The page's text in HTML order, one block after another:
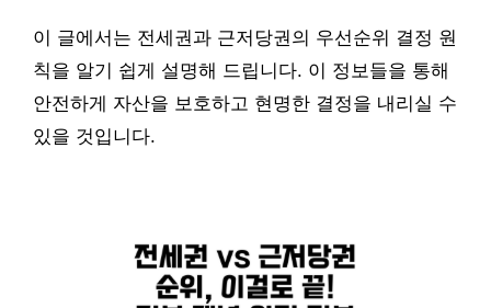
이 글에서는 전세권과 근저당권의 우선순위 결정 원
칙을 알기 쉽게 설명해 드립니다. 이 정보들을 통해
안전하게 자산을 보호하고 현명한 결정을 내리실 수
있을 것입니다.